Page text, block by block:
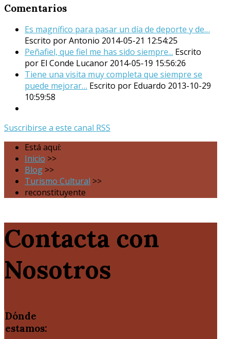
Comentarios
Es magnífico para pasar un día de deporte y de…
Escrito por Antonio 2014-05-21 12:54:25
Peñafiel, que fiel me has sido siempre... Escrito
por El Conde Lucanor 2014-05-19 15:56:26
Tiene una visita muy completa que siempre se
puede mejorar… Escrito por Eduardo 2013-10-29
10:59:58
Suscribirse a este canal RSS
Está aquí:
Inicio >>
Blog >>
Turismo Cultural >>
reconstituyente
Contacta con
Nosotros
Dónde
estamos: